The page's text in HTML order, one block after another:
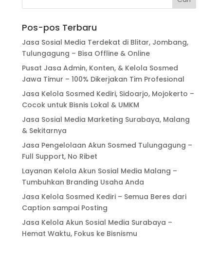
Pos-pos Terbaru
Jasa Sosial Media Terdekat di Blitar, Jombang,
Tulungagung – Bisa Offline & Online
Pusat Jasa Admin, Konten, & Kelola Sosmed
Jawa Timur – 100% Dikerjakan Tim Profesional
Jasa Kelola Sosmed Kediri, Sidoarjo, Mojokerto –
Cocok untuk Bisnis Lokal & UMKM
Jasa Sosial Media Marketing Surabaya, Malang
& Sekitarnya
Jasa Pengelolaan Akun Sosmed Tulungagung –
Full Support, No Ribet
Layanan Kelola Akun Sosial Media Malang –
Tumbuhkan Branding Usaha Anda
Jasa Kelola Sosmed Kediri – Semua Beres dari
Caption sampai Posting
Jasa Kelola Akun Sosial Media Surabaya –
Hemat Waktu, Fokus ke Bisnismu